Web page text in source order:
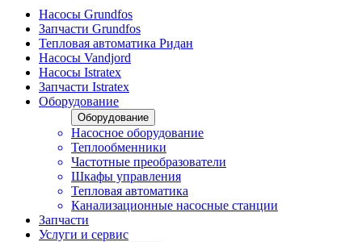
Насосы Grundfos
Запчасти Grundfos
Тепловая автоматика Ридан
Насосы Vandjord
Насосы Istratex
Запчасти Istratex
Оборудование
Оборудование
Насосное оборудование
Теплообменники
Частотные преобразователи
Шкафы управления
Тепловая автоматика
Канализационные насосные станции
Запчасти
Услуги и сервис